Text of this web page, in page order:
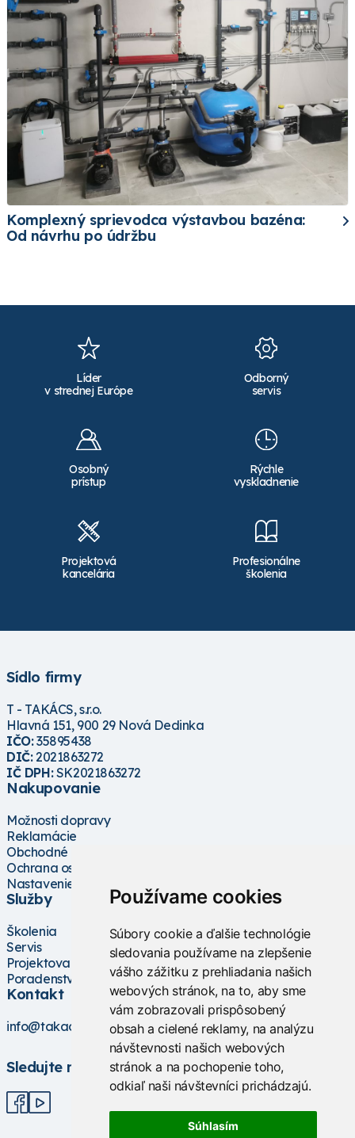
Používame cookies
Súbory cookie a ďalšie technológie
sledovania používame na zlepšenie
vášho zážitku z prehliadania našich
webových stránok, na to, aby sme
vám zobrazovali prispôsobený
obsah a cielené reklamy, na analýzu
návštevnosti našich webových
stránok a na pochopenie toho,
odkiaľ naši návštevníci prichádzajú.
Súhlasím
Komplexný sprievodca výstavbou bazéna:
Od návrhu po údržbu
Líder
v strednej Európe
Odborný
servis
Osobný
prístup
Rýchle
vyskladnenie
Projektová
kancelária
Profesionálne
školenia
Sídlo firmy
T - TAKÁCS, s.r.o.
Hlavná 151, 900 29 Nová Dedinka
IČO:35895438
DIČ:2021863272
IČ DPH:SK2021863272
Nakupovanie
Možnosti dopravy
Reklamácie
Obchodné podmienky
Ochrana osobných údajov
Nastavenie cookies
Služby
Školenia
Servis
Projektovanie
Poradenstvo
Kontakt
info@takacs.sk
Sledujte nás